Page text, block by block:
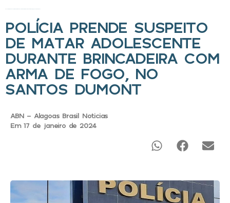
POLÍCIA PRENDE SUSPEITO
DE MATAR ADOLESCENTE
DURANTE BRINCADEIRA COM
ARMA DE FOGO, NO
SANTOS DUMONT
ABN - Alagoas Brasil Noticias
Em 17 de janeiro de 2024